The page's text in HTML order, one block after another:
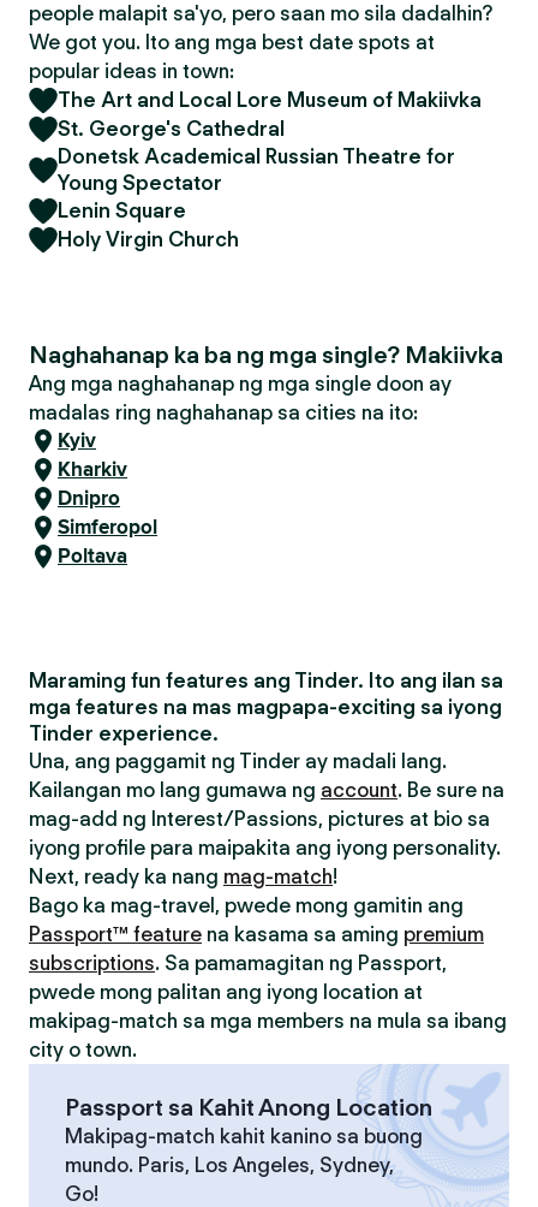
people malapit sa'yo, pero saan mo sila dadalhin?
We got you. Ito ang mga best date spots at
popular ideas in town:
The Art and Local Lore Museum of Makiivka
St. George's Cathedral
Donetsk Academical Russian Theatre for
Young Spectator
Lenin Square
Holy Virgin Church
Naghahanap ka ba ng mga single? Makiivka
Ang mga naghahanap ng mga single doon ay
madalas ring naghahanap sa cities na ito:
Kyiv
Kharkiv
Dnipro
Simferopol
Poltava
Maraming fun features ang Tinder. Ito ang ilan sa
mga features na mas magpapa-exciting sa iyong
Tinder experience.
Una, ang paggamit ng Tinder ay madali lang.
Kailangan mo lang gumawa ng account. Be sure na
mag-add ng Interest/Passions, pictures at bio sa
iyong profile para maipakita ang iyong personality.
Next, ready ka nang mag-match!
Bago ka mag-travel, pwede mong gamitin ang
Passport™ feature na kasama sa aming premium
subscriptions. Sa pamamagitan ng Passport,
pwede mong palitan ang iyong location at
makipag-match sa mga members na mula sa ibang
city o town.
Passport sa Kahit Anong Location
Makipag-match kahit kanino sa buong
mundo. Paris, Los Angeles, Sydney,
Go!